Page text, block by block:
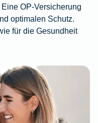
OP-Versicherung
optimalen Schutz.
für die Gesundheit